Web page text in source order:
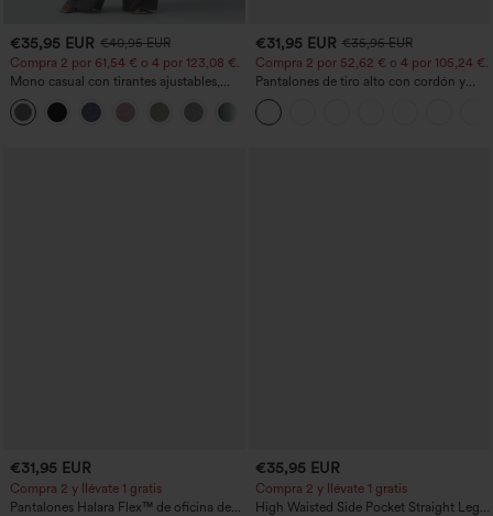
€35,95 EUR €40,95 EUR
Compra 2 por 61,54 € o 4 por 123,08 €.
Mono casual con tirantes ajustables,
fruncidos, pierna ancha, tejido jaspeado
y bolsillos - Easy Peezy
€31,95 EUR €35,95 EUR
Compra 2 por 52,62 € o 4 por 105,24 €.
Pantalones de tiro alto con cordón y
bolsillos, pernera ancha, holgados y de
estilo casual con tacto de lino.
€31,95 EUR
Compra 2 y llévate 1 gratis
Pantalones Halara Flex™ de oficina de
€35,95 EUR
Compra 2 y llévate 1 gratis
High Waisted Side Pocket Straight Leg